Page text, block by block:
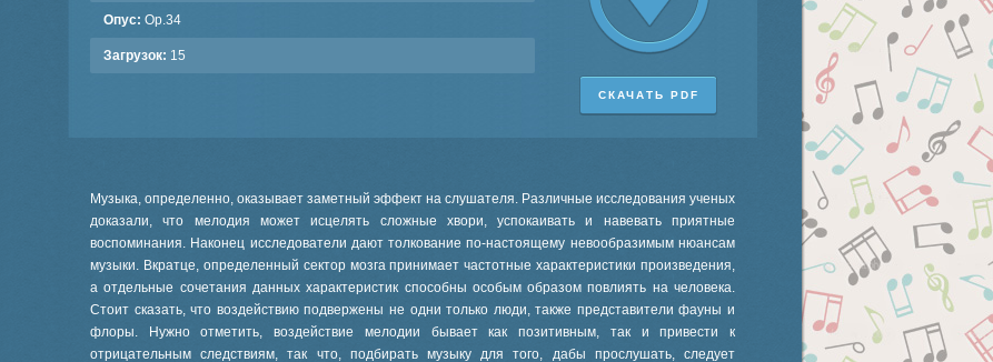
Опус: Op.34
Загрузок: 15
СКАЧАТЬ PDF
Музыка, определенно, оказывает заметный эффект на слушателя. Различные исследования ученых
доказали, что мелодия может исцелять сложные хвори, успокаивать и навевать приятные
воспоминания. Наконец исследователи дают толкование по-настоящему невообразимым нюансам
музыки. Вкратце, определенный сектор мозга принимает частотные характеристики произведения,
а отдельные сочетания данных характеристик способны особым образом повлиять на человека.
Стоит сказать, что воздействию подвержены не одни только люди, также представители фауны и
флоры. Нужно отметить, воздействие мелодии бывает как позитивным, так и привести к
отрицательным следствиям, так что, подбирать музыку для того, дабы прослушать, следует